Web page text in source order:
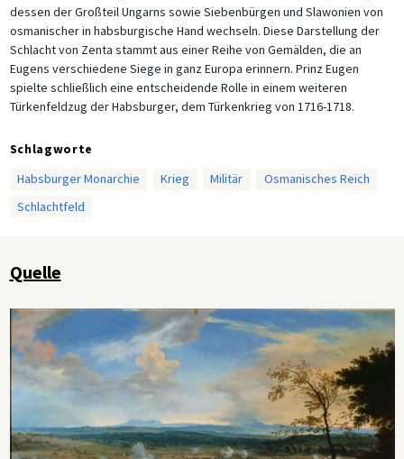
dessen der Großteil Ungarns sowie Siebenbürgen und Slawonien von
osmanischer in habsburgische Hand wechseln. Diese Darstellung der
Schlacht von Zenta stammt aus einer Reihe von Gemälden, die an
Eugens verschiedene Siege in ganz Europa erinnern. Prinz Eugen
spielte schließlich eine entscheidende Rolle in einem weiteren
Türkenfeldzug der Habsburger, dem Türkenkrieg von 1716-1718.
Schlagworte
Habsburger Monarchie
Krieg Militär
Osmanisches Reich
Schlachtfeld
Quelle